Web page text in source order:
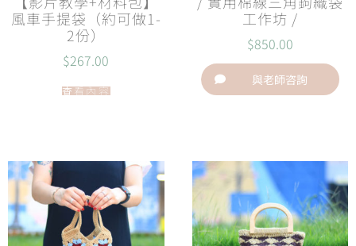
風車手提袋（約可做1-
2份）
$267.00
查看內容
工作坊 /
$850.00
與老師咨詢